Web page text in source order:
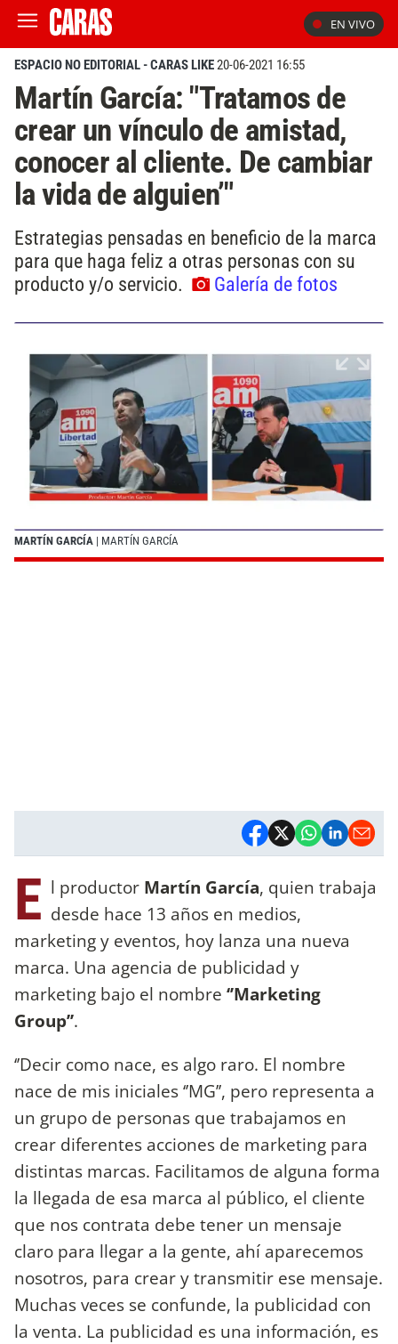
EN VIVO
ESPACIO NO EDITORIAL - CARAS LIKE20-06-2021 16:55
Martín García: "Tratamos de
crear un vínculo de amistad,
conocer al cliente. De cambiar
la vida de alguien’"
Estrategias pensadas en beneficio de la marca
para que haga feliz a otras personas con su
producto y/o servicio.
Galería de fotos
MARTÍN GARCÍA | MARTÍN GARCÍA
E l productor Martín García, quien trabaja
desde hace 13 años en medios,
marketing y eventos, hoy lanza una nueva
marca. Una agencia de publicidad y
marketing bajo el nombre ‘’Marketing
Group’’.
‘’Decir como nace, es algo raro. El nombre
nace de mis iniciales ‘’MG’’, pero representa a
un grupo de personas que trabajamos en
crear diferentes acciones de marketing para
distintas marcas. Facilitamos de alguna forma
la llegada de esa marca al público, el cliente
que nos contrata debe tener un mensaje
claro para llegar a la gente, ahí aparecemos
nosotros, para crear y transmitir ese mensaje.
Muchas veces se confunde, la publicidad con
la venta. La publicidad es una información, es